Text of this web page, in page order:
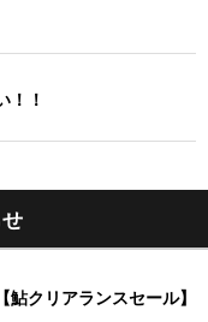
！！
クリアランスセール】